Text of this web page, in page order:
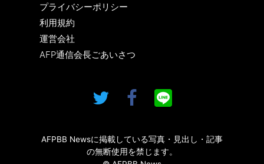
プライバシーポリシー
利用規約
運営会社
AFP通信会長ごあいさつ
AFPBB Newsに掲載している写真・見出し・記事
の無断使用を禁じます。